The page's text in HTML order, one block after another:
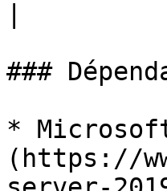
###
*
(https://